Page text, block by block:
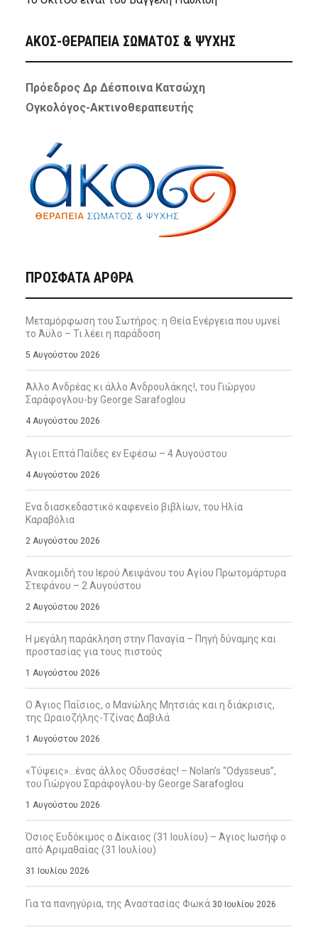
ΑΚΟΣ-ΘΕΡΑΠΕΙΑ ΣΩΜΑΤΟΣ & ΨΥΧΗΣ
Πρόεδρος Δρ Δέσποινα Κατσώχη
Ογκολόγος-Ακτινοθεραπευτής
ΠΡΌΣΦΑΤΑ ΆΡΘΡΑ
Μεταμόρφωση του Σωτήρος: η Θεία Ενέργεια που υμνεί
το Άϋλο – Τι λέει η παράδοση
5 Αυγούστου 2026
Άλλο Ανδρέας κι άλλο Ανδρουλάκης!, του Γιώργου
Σαράφογλου-by George Sarafoglou
4 Αυγούστου 2026
Άγιοι Επτά Παίδες εν Εφέσω – 4 Αυγούστου
4 Αυγούστου 2026
Ενα διασκεδαστικό καφενείο βιβλίων, του Ηλία
Καραβόλια
2 Αυγούστου 2026
Ανακομιδή του Ιερού Λειψάνου του Αγίου Πρωτομάρτυρα
Στεφάνου – 2 Αυγούστου
2 Αυγούστου 2026
Η μεγάλη παράκληση στην Παναγία – Πηγή δύναμης και
προστασίας για τους πιστούς
1 Αυγούστου 2026
Ο Άγιος Παΐσιος, ο Μανώλης Μητσιάς και η διάκρισις,
της Ωραιοζήλης-Τζίνας Δαβιλά
1 Αυγούστου 2026
«Τύψεις»…ένας άλλος Οδυσσέας! – Nolan’s “Odysseus”,
του Γιώργου Σαράφογλου-by George Sarafoglou
1 Αυγούστου 2026
Όσιος Ευδόκιμος ο Δίκαιος (31 Ιουλίου) – Άγιος Ιωσήφ ο
από Αριμαθαίας (31 Ιουλίου)
31 Ιουλίου 2026
Για τα πανηγύρια, της Αναστασίας Φωκά 30 Ιουλίου 2026